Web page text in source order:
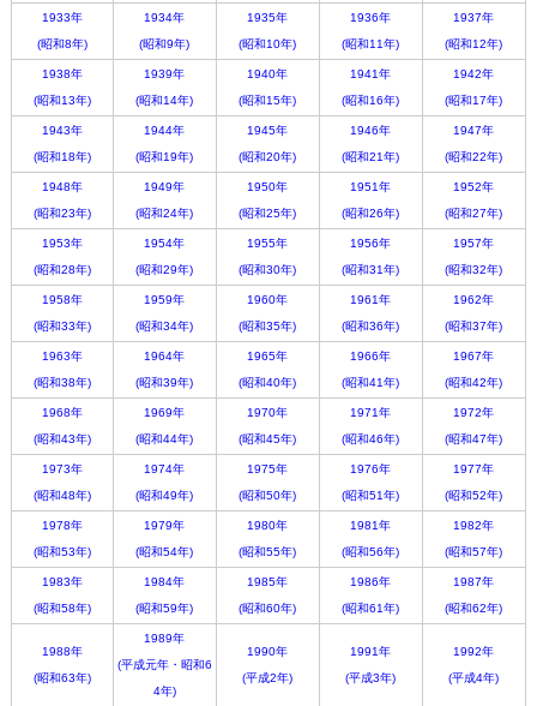
1933年
(昭和8年)
1934年
(昭和9年)
1935年
(昭和10年)
1936年
(昭和11年)
1937年
(昭和12年)
1938年
(昭和13年)
1939年
(昭和14年)
1940年
(昭和15年)
1941年
(昭和16年)
1942年
(昭和17年)
1943年
(昭和18年)
1944年
(昭和19年)
1945年
(昭和20年)
1946年
(昭和21年)
1947年
(昭和22年)
1948年
(昭和23年)
1949年
(昭和24年)
1950年
(昭和25年)
1951年
(昭和26年)
1952年
(昭和27年)
1953年
(昭和28年)
1954年
(昭和29年)
1955年
(昭和30年)
1956年
(昭和31年)
1957年
(昭和32年)
1958年
(昭和33年)
1959年
(昭和34年)
1960年
(昭和35年)
1961年
(昭和36年)
1962年
(昭和37年)
1963年
(昭和38年)
1964年
(昭和39年)
1965年
(昭和40年)
1966年
(昭和41年)
1967年
(昭和42年)
1968年
(昭和43年)
1969年
(昭和44年)
1970年
(昭和45年)
1971年
(昭和46年)
1972年
(昭和47年)
1973年
(昭和48年)
1974年
(昭和49年)
1975年
(昭和50年)
1976年
(昭和51年)
1977年
(昭和52年)
1978年
(昭和53年)
1979年
(昭和54年)
1980年
(昭和55年)
1981年
(昭和56年)
1982年
(昭和57年)
1983年
(昭和58年)
1984年
(昭和59年)
1985年
(昭和60年)
1986年
(昭和61年)
1987年
(昭和62年)
1988年
(昭和63年)
1989年
(平成元年・昭和6
4年)
1990年
(平成2年)
1991年
(平成3年)
1992年
(平成4年)